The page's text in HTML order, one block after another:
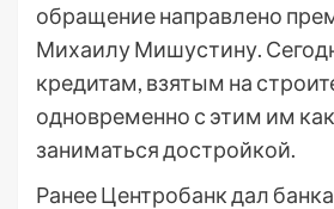
обращение направлено
Михаилу Мишустину.
кредитам, взятым на
одновременно с этим им
заниматься достройкой.
Ранее Центробанк дал